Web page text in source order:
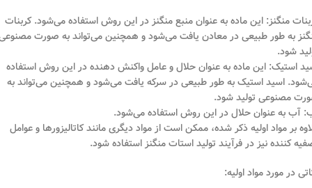
منگنز: این ماده به عنوان منبع منگنز در این روش استفاده می‌شود. کربنات
به طور طبیعی در معادن یافت می‌شود و همچنین می‌تواند به صورت
شود.
استیک: این ماده به عنوان حلال و عامل واکنش دهنده در این روش استفاده
اسید استیک به طور طبیعی در سرکه یافت می‌شود و همچنین می‌تواند به
مصنوعی تولید شود.
آب به عنوان حلال در این روش استفاده می‌شود.
بر مواد اولیه ذکر شده، ممکن است از مواد دیگری مانند کاتالیزورها و عوامل
کننده نیز در فرآیند تولید استات منگنز استفاده شود.
در مورد مواد اولیه: